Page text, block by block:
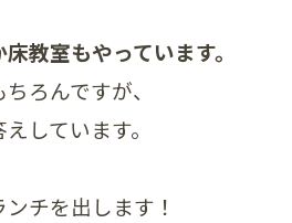
教室もやっています。
ろんですが、
しています。
チを出します！